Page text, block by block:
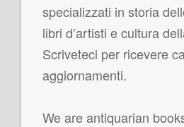
specializzati in storia
libri d’artisti e cultura
Scriveteci per ricevere
aggiornamenti.
We are antiquarian